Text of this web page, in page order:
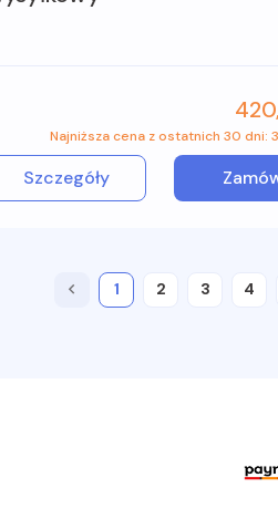
Najniższa cena z ostatnich 30 dni:
Szczegóły
keyboard_arrow_left 1 2 3 4